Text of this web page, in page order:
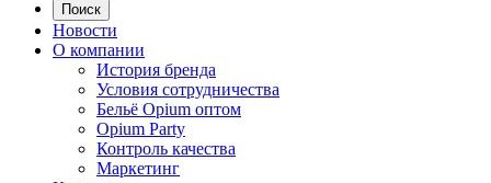
Поиск
Новости
О компании
История бренда
Условия сотрудничества
Бельё Opium оптом
Opium Party
Контроль качества
Маркетинг